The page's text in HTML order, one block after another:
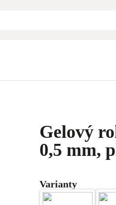
Gelový
0,5 mm,
Varianty